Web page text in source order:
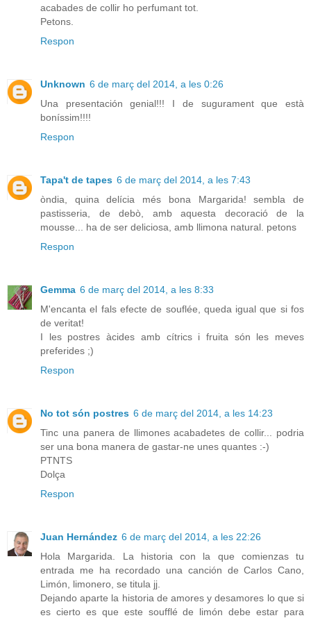
acabades de collir ho perfumant tot.
Petons.
Respon
Unknown 6 de març del 2014, a les 0:26
Una presentación genial!!! I de sugurament que està
boníssim!!!!
Respon
Tapa't de tapes 6 de març del 2014, a les 7:43
òndia, quina delícia més bona Margarida! sembla de
pastisseria, de debò, amb aquesta decoració de la
mousse... ha de ser deliciosa, amb llimona natural. petons
Respon
Gemma 6 de març del 2014, a les 8:33
M'encanta el fals efecte de souflée, queda igual que si fos
de veritat!
I les postres àcides amb cítrics i fruita són les meves
preferides ;)
Respon
No tot són postres 6 de març del 2014, a les 14:23
Tinc una panera de llimones acabadetes de collir... podria
ser una bona manera de gastar-ne unes quantes :-)
PTNTS
Dolça
Respon
Juan Hernández 6 de març del 2014, a les 22:26
Hola Margarida. La historia con la que comienzas tu
entrada me ha recordado una canción de Carlos Cano,
Limón, limonero, se titula jj.
Dejando aparte la historia de amores y desamores lo que si
es cierto es que este soufflé de limón debe estar para